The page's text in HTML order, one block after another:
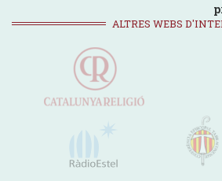
ALTRES WEBS